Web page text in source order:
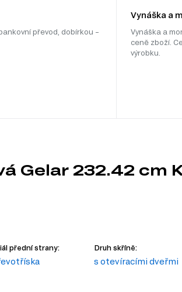
převod, dobírkou –
Vynáška a
Vynáška a
ceně zboží.
výrobku.
Gelar 232.42 cm
přední strany: Druh skříně:
s otevíracími dveřmi